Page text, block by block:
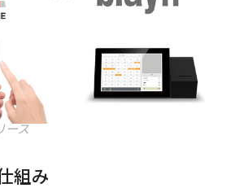
ース
組み